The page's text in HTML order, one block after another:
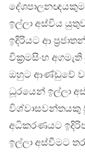
ඉල්ලා අස්විය
ඉදිරියට ආ
වික්‍රමසිංහ
ඔහුට ආණ්ඩුවේ
ධූරයෙන් ඉල්ලා
විශ්වාසවන්තයකු
අධිකරණයට
ඉල්ලා අස්වීමට